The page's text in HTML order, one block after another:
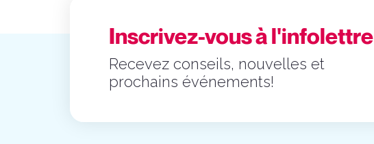
Inscrivez-vous à l'infolettre
Recevez conseils, nouvelles et
prochains événements!